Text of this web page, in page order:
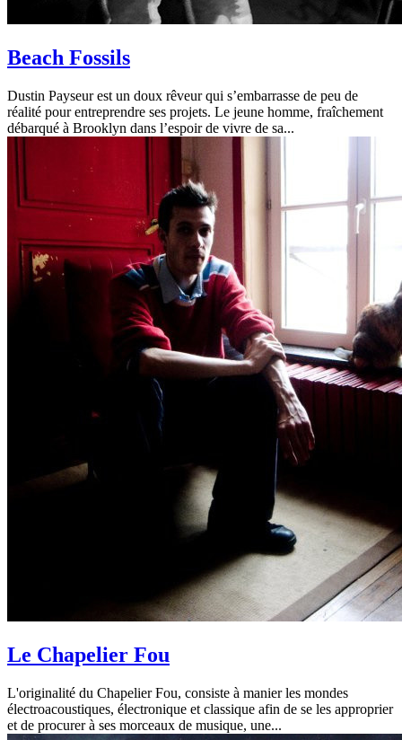
Beach Fossils
Dustin Payseur est un doux rêveur qui s’embarrasse de peu de
réalité pour entreprendre ses projets. Le jeune homme, fraîchement
débarqué à Brooklyn dans l’espoir de vivre de sa...
Le Chapelier Fou
L'originalité du Chapelier Fou, consiste à manier les mondes
électroacoustiques, électronique et classique afin de se les approprier
et de procurer à ses morceaux de musique, une...